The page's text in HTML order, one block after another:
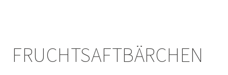
FRUCHTSAFTBÄRCHEN